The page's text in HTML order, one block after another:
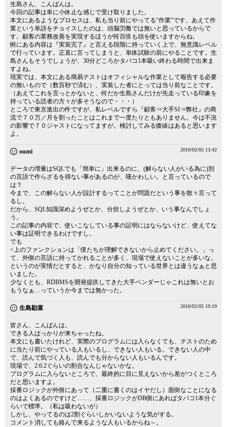
生島さん、こんばんは。
今回の記事は単に小休止な感じで受け取りました。
本文にあるようなプロセスは、私も当り前にやってる”作業”です。あえて作
業という単語をチョイスしたのは、頭脳労働では無いと思っているからで
す。顧客の業務改善を実現するほうが何百倍も頭を使いますからね。
例にある内容は『実装完了』と言える段階に持っていく上で、無意識レベル
で行っています。正直に言ってしまうと、単体試験の前にやることです。生
島さんもそうでしょうが、30分どころかタバコ1本吸い終わる時間で出来ま
すよね。
現実では、本文にある簡易テストはオフィシャルな作業として報告する必要
の無いもので（数百秒で済む）、実装した者にとっては当り前なことです。
（あえてこれを言っとかないと、何だか生島さんだけが先走っている印象を
持っている読者の方々が多そうなので・・・）
ところで東京進出の件ですが、私レベルですら『顧客⇒大手SI⇒弊社』の商
流で７０万／月を割ったことはこれまで一度たりともありません。今は不況
の影響で７０ジャストになってますが。検討してみる価値はあると思います
よ。
oumi 2010/02/05 13:42
データの増量はSQLでも「簡単に」出来るのに、(解らない人がいる為に)別
の言語で作らざるを得ない事があるのが、嘆かわしい。と言っているので
は？
今まで、この解らない人が設計するってことが問題だという事を散々言って
るし。
だから、SQL知識深めようぜとか、分担しようぜとか、いう事なんでしょ
う。
この記事の内容で、使いこなしている事の証明にはならないけど、使えてな
い事は証明できるわけですし。
でも
>上のファンクションは「僕たちが理解できないから止めてください。」っ
て、外側の言語に持ってかれることが多く、現場で使えないことが多いな。
というのが実情だとすると、かなり自分の知っている世界とは違うなぁと思
いました。
少なくとも、RDBMSを開発提供してきた大手ベンダーじゃこれは無いとお
もうなぁ…っていうか今までは無かった。
生島勘富 2010/02/05 19:19
皆さん、こんばんは。
できる人ばっかりが来ちゃったね。
本文にも書いたけれど、実際のプログラムには入らなくても、テストのため
に当たり前にやっている人もいるし、できない人もいる。できない人の中
で、読んで気づく人も、読んでも分からない人もいるんです。
現場で、2:6:2ぐらいの割合なんじゃないかな。
プログラムに入らないところで、最終的に目に見えないから差がつくところ
だと思いますよ。
採番ロジックが外側にあって（二重に書くのはイヤだし）面倒なことになる
のはよくあるのですけど……、採番ロジックがDB側にあればタバコ1本分ぐ
らいで標準。（私は吸わないが）
しかし、やってるのは2割ぐらいしかいないような気がする。
コメント消しても絡んで来るような人もいるからね～。